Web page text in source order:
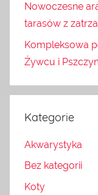
Nowoczesne
tarasów z
Kompleksowa
Żywcu i
Kategorie
Akwarystyka
Bez kategorii
Koty